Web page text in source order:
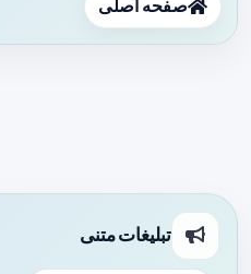
صفحه اصلی
تبلیغات متنی